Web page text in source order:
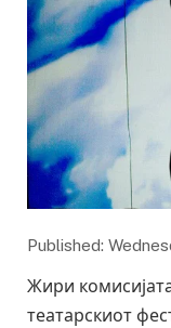
Published:
Жири
театарскиот